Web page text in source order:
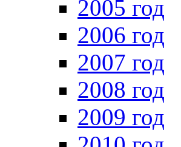
2005 год
2006 год
2007 год
2008 год
2009 год